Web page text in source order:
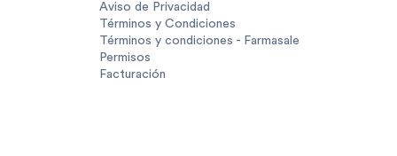
Aviso de Privacidad
Términos y Condiciones
Términos y condiciones - Farmasale
Permisos
Facturación